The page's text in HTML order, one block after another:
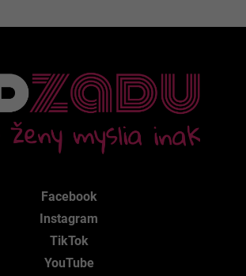
Facebook
Instagram
TikTok
YouTube